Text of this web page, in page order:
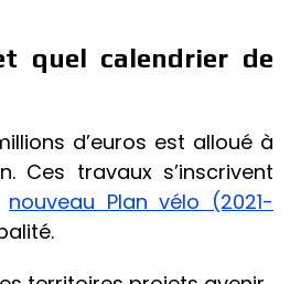
quel calendrier de
d’euros est alloué à
Ces travaux s’inscrivent
nouveau Plan vélo (2021-